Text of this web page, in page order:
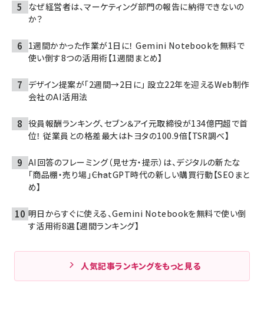
なぜ経営者は、マーケティング部門の報告に納得できないの
か？
1週間かかった作業が1日に！ Gemini Notebookを無料で
使い倒す8つの活用術【1週間まとめ】
デザイン提案が「2週間→2日に」 設立22年を迎えるWeb制作
会社のAI活用法
役員報酬ランキング、セブン＆アイ元取締役が134億円超で首
位！ 従業員との格差最大はトヨタの100.9倍【TSR調べ】
AI回答のフレーミング（見せ方・提示）は、デジタルの新たな
「商品棚・売り場」――ChatGPT時代の新しい購買行動【SEOまと
め】
明日からすぐに使える、Gemini Notebookを無料で使い倒
す活用術8選【週間ランキング】
人気記事ランキングをもっと見る